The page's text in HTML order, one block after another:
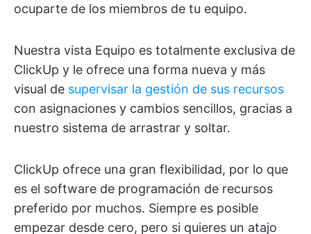
ocuparte de los miembros de tu equipo.
Nuestra vista Equipo es totalmente exclusiva de
ClickUp y le ofrece una forma nueva y más
visual de supervisar la gestión de sus recursos
con asignaciones y cambios sencillos, gracias a
nuestro sistema de arrastrar y soltar.
ClickUp ofrece una gran flexibilidad, por lo que
es el software de programación de recursos
preferido por muchos. Siempre es posible
empezar desde cero, pero si quieres un atajo